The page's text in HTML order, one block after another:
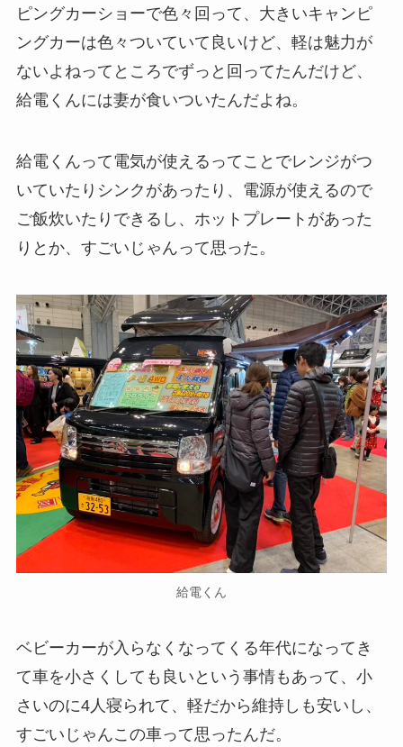
ピングカーショーで色々回って、大きいキャンピ
ングカーは色々ついていて良いけど、軽は魅力が
ないよねってところでずっと回ってたんだけど、
給電くんには妻が食いついたんだよね。
給電くんって電気が使えるってことでレンジがつ
いていたりシンクがあったり、電源が使えるので
ご飯炊いたりできるし、ホットプレートがあった
りとか、すごいじゃんって思った。
給電くん
ベビーカーが入らなくなってくる年代になってき
て車を小さくしても良いという事情もあって、小
さいのに4人寝られて、軽だから維持しも安いし、
すごいじゃんこの車って思ったんだ。